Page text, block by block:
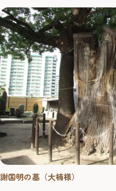
また、博多の伝...
謝国明の墓（大楠様）